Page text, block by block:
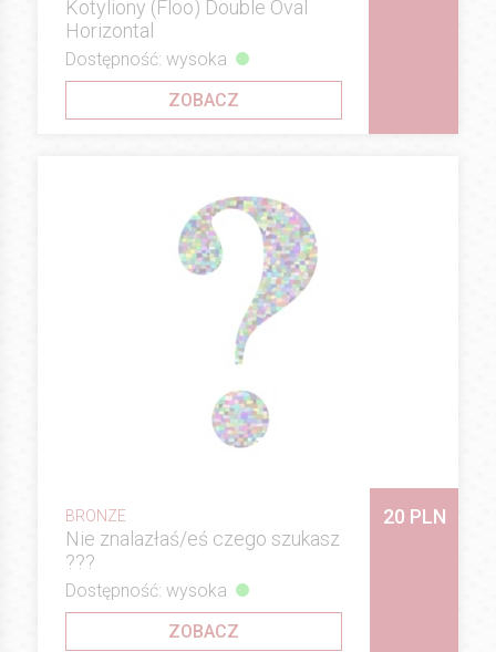
Kotyliony (Floo) Double Oval
Horizontal
Dostępność: wysoka
ZOBACZ
BRONZE
Nie znalazłaś/eś czego szukasz
???
20 PLN
Dostępność: wysoka
ZOBACZ